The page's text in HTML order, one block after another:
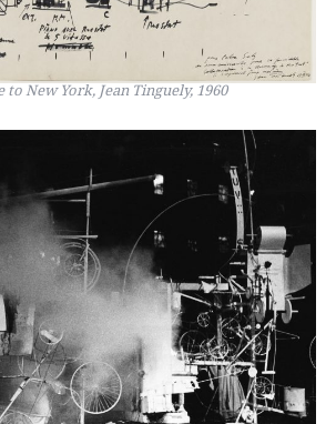
to New York, Jean Tinguely, 1960